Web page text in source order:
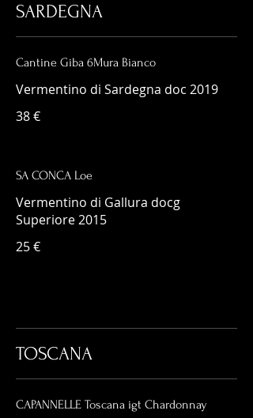
SARDEGNA
Cantine Giba 6Mura Bianco
Vermentino di Sardegna doc 2019
38 €
SA CONCA Loe
Vermentino di Gallura docg
Superiore 2015
25 €
TOSCANA
CAPANNELLE Toscana igt Chardonnay